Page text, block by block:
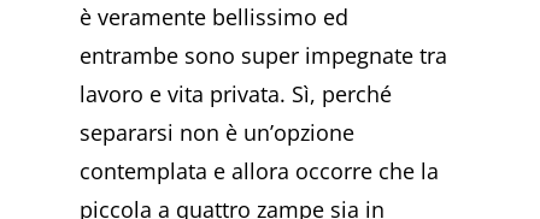
è veramente bellissimo ed
entrambe sono super impegnate tra
lavoro e vita privata. Sì, perché
separarsi non è un’opzione
contemplata e allora occorre che la
piccola a quattro zampe sia in